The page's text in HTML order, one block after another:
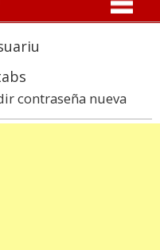
contraseña nueva